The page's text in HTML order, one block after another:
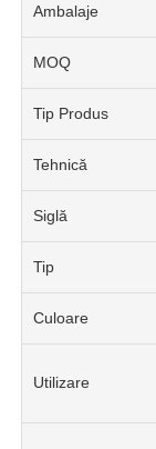
Ambalaje
MOQ
Tip Produs
Tehnică
Siglă
Tip
Culoare
Utilizare